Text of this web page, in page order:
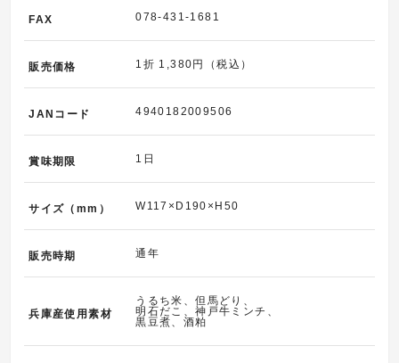
FAX 078-431-1681
販売価格 1折 1,380円（税込）
JANコード 4940182009506
賞味期限 1日
サイズ（mm） W117×D190×H50
販売時期 通年
兵庫産使用素材
うるち米、但馬どり、
明石だこ、神戸牛ミンチ、
黒豆煮、酒粕